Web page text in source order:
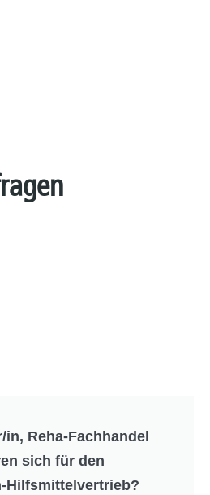
Reha-Fachhandel
sich für den
Hilfsmittelvertrieb?